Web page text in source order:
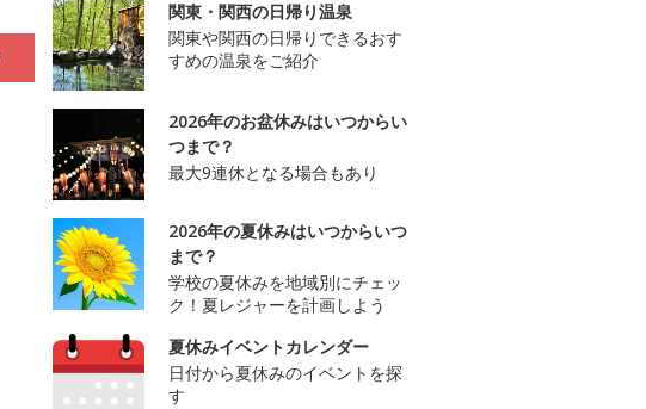
関東・関西の日帰り温泉
関東や関西の日帰りできるおす
すめの温泉をご紹介
2026年のお盆休みはいつからい
つまで？
最大9連休となる場合もあり
2026年の夏休みはいつからいつ
まで？
学校の夏休みを地域別にチェッ
ク！夏レジャーを計画しよう
夏休みイベントカレンダー
日付から夏休みのイベントを探
す